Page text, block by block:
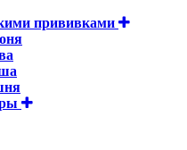
прививками